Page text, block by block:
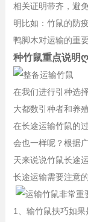
相关证明带齐，避
明比如：竹鼠的防
鸭脚木对运输的重
种竹鼠重点说明
在我们进行引种选
大都数引种者和养
在长途运输竹鼠的
会也一样呢？根据
天来说说竹鼠长途
长途运输需要注意的
1、输竹鼠扶巧如